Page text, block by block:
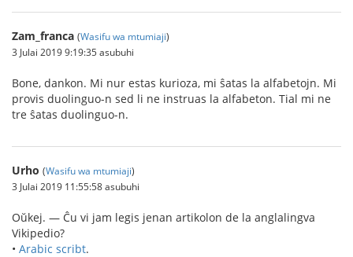
Zam_franca (Wasifu wa mtumiaji)
3 Julai 2019 9:19:35 asubuhi
Bone, dankon. Mi nur estas kurioza, mi ŝatas la alfabetojn. Mi
provis duolinguo-n sed li ne instruas la alfabeton. Tial mi ne
tre ŝatas duolinguo-n.
Urho (Wasifu wa mtumiaji)
3 Julai 2019 11:55:58 asubuhi
Oŭkej. — Ĉu vi jam legis jenan artikolon de la anglalingva
Vikipedio?
• Arabic scribt.